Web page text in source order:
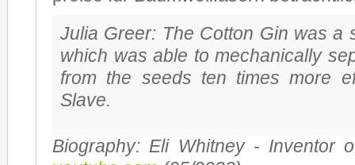
Ju­lia Gre­er: The Cot­ton Gin was a
which was able to me­cha­ni­cal­ly
from the seeds ten times more
Slave.
Bio­gra­phy: Eli Whit­ney - In­ven­tor